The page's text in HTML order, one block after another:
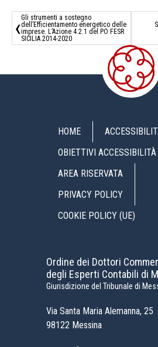
‹Gli strumenti a sostegno
dell’Efficientamento energetico delle
imprese. L’Azione 4.2.1 del PO FESR
SICILIA 2014-2020
HOME
OBIETTIVI
AREA RISERVATA
PRIVACY POLICY
COOKIE POLICY (UE)
Ordine dei Dottori
degli Esperti Contabili di
Giurisdizione del Tribunale di
Via Santa Maria Alemanna, 25
98122 Messina